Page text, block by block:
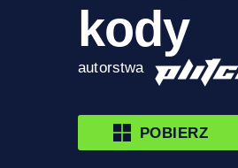
kody
autorstwa
POBIERZ